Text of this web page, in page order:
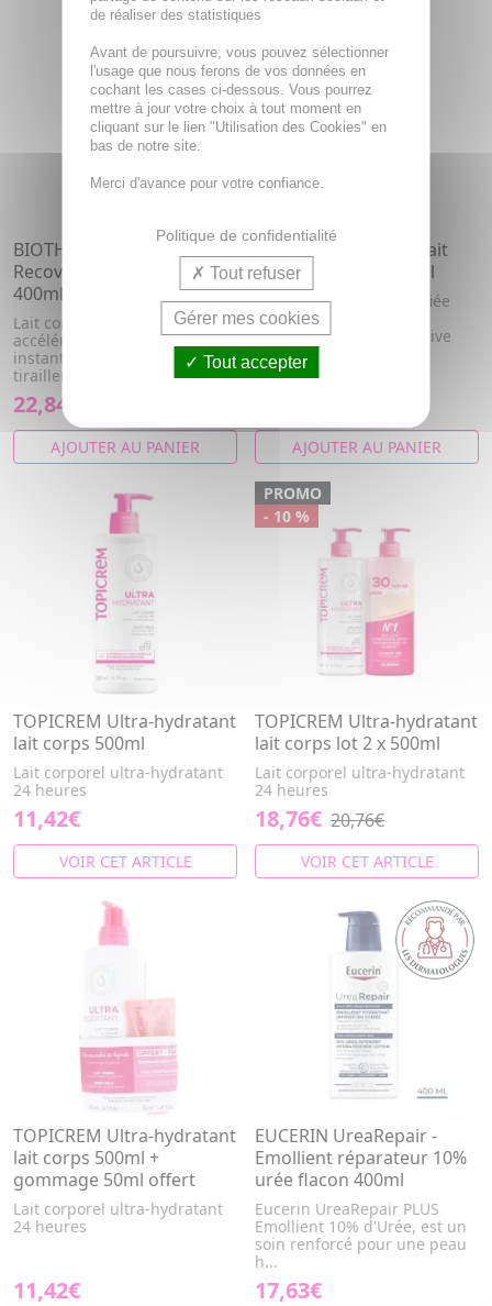
BIOTHERM Active
Recovery Lait Corporel
400ml
Lait corps réparation
accélérée - Calme
instantanément les
tiraillements et les ru...
22,84€
AJOUTER AU PANIER
ALPHANOVA Bébé - Lait
hydratant tube 200ml
Formule naturelle certifiée
biologique. A l'huile
d'Amande douce et d'Olive
bio.
AJOUTER AU PANIER
TOPICREM Ultra-hydratant
lait corps 500ml
Lait corporel ultra-hydratant
24 heures
11,42€
VOIR CET ARTICLE
PROMO
- 10 %
TOPICREM Ultra-hydratant
lait corps lot 2 x 500ml
Lait corporel ultra-hydratant
24 heures
18,76€ 20,76€
VOIR CET ARTICLE
TOPICREM Ultra-hydratant
lait corps 500ml +
gommage 50ml offert
Lait corporel ultra-hydratant
24 heures
11,42€
EUCERIN UreaRepair -
Emollient réparateur 10%
urée flacon 400ml
Eucerin UreaRepair PLUS
Emollient 10% d'Urée, est un
soin renforcé pour une peau
h...
17,63€
de réaliser des statistiques
Avant de poursuivre, vous pouvez sélectionner
l'usage que nous ferons de vos données en
cochant les cases ci-dessous. Vous pourrez
mettre à jour votre choix à tout moment en
cliquant sur le lien "Utilisation des Cookies" en
bas de notre site.
Merci d'avance pour votre confiance.
Politique de confidentialité
Tout refuser
Gérer mes cookies
Tout accepter